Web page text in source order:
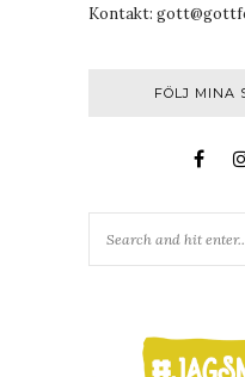
Kontakt:
FÖLJ MINA